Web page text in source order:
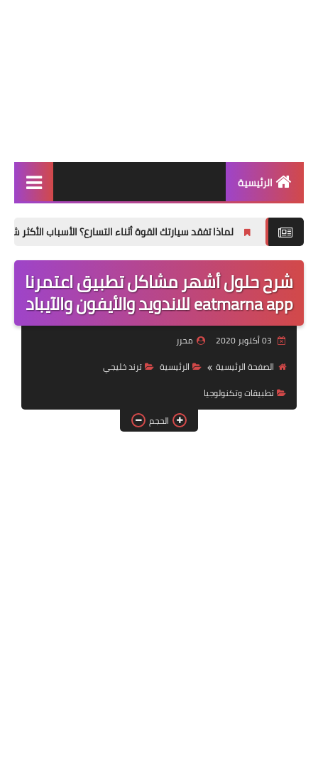
الرئيسية
ترند مصر
تطبيقات وتكنولوجيا
رياضة
لماذا تفقد سيارتك القوة أثناء التسارع؟ الأسباب الأكثر شيوعًا وكيفية
شرح حلول أشهر مشاكل تطبيق اعتمرنا
eatmarna app للاندويد والأيفون والآيباد
محرر
الصفحة الرئيسية
الرئيسية
ترند خليجي
تطبيقات وتكنولوجيا
الحجم